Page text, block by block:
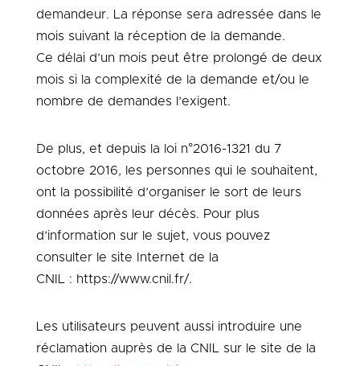
demandeur. La réponse sera adressée dans le
mois suivant la réception de la demande.
Ce délai d’un mois peut être prolongé de deux
mois si la complexité de la demande et/ou le
nombre de demandes l’exigent.
De plus, et depuis la loi n°2016-1321 du 7
octobre 2016, les personnes qui le souhaitent,
ont la possibilité d’organiser le sort de leurs
données après leur décès. Pour plus
d’information sur le sujet, vous pouvez
consulter le site Internet de la
CNIL : https://www.cnil.fr/.
Les utilisateurs peuvent aussi introduire une
réclamation auprès de la CNIL sur le site de la